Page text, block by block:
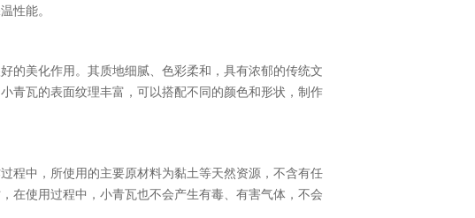
性能。
的美化作用。其质地细腻、色彩柔和，具有浓郁的传统文
青瓦的表面纹理丰富，可以搭配不同的颜色和形状，制作
程中，所使用的主要原材料为黏土等天然资源，不含有任
在使用过程中，小青瓦也不会产生有毒、有害气体，不会